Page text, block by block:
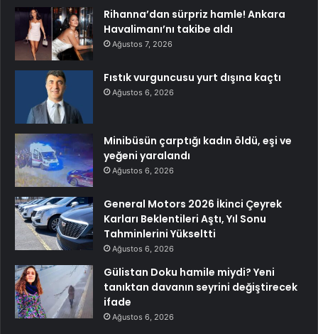
Rihanna’dan sürpriz hamle! Ankara
Havalimanı’nı takibe aldı
Ağustos 7, 2026
Fıstık vurguncusu yurt dışına kaçtı
Ağustos 6, 2026
Minibüsün çarptığı kadın öldü, eşi ve
yeğeni yaralandı
Ağustos 6, 2026
General Motors 2026 İkinci Çeyrek
Karları Beklentileri Aştı, Yıl Sonu
Tahminlerini Yükseltti
Ağustos 6, 2026
Gülistan Doku hamile miydi? Yeni
tanıktan davanın seyrini değiştirecek
ifade
Ağustos 6, 2026